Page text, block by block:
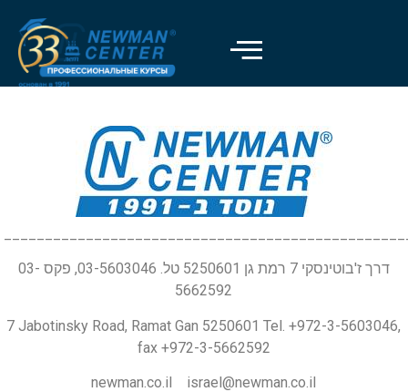
דרך ז'בוטינסקי 7 רמת גן 5250601 טל. 03-5603046, פקס 03-
5662592
7 Jabotinsky Road, Ramat Gan 5250601 Tel. +972-3-5603046,
fax +972-3-5662592
newman.co.il israel@newman.co.il